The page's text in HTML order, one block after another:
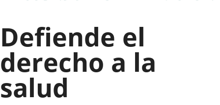
Defiende el
derecho a la
salud